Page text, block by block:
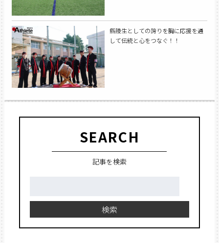
縣陵生としての誇りを胸に応援を通
して伝統と心をつなぐ！！
SEARCH
記事を検索
検索